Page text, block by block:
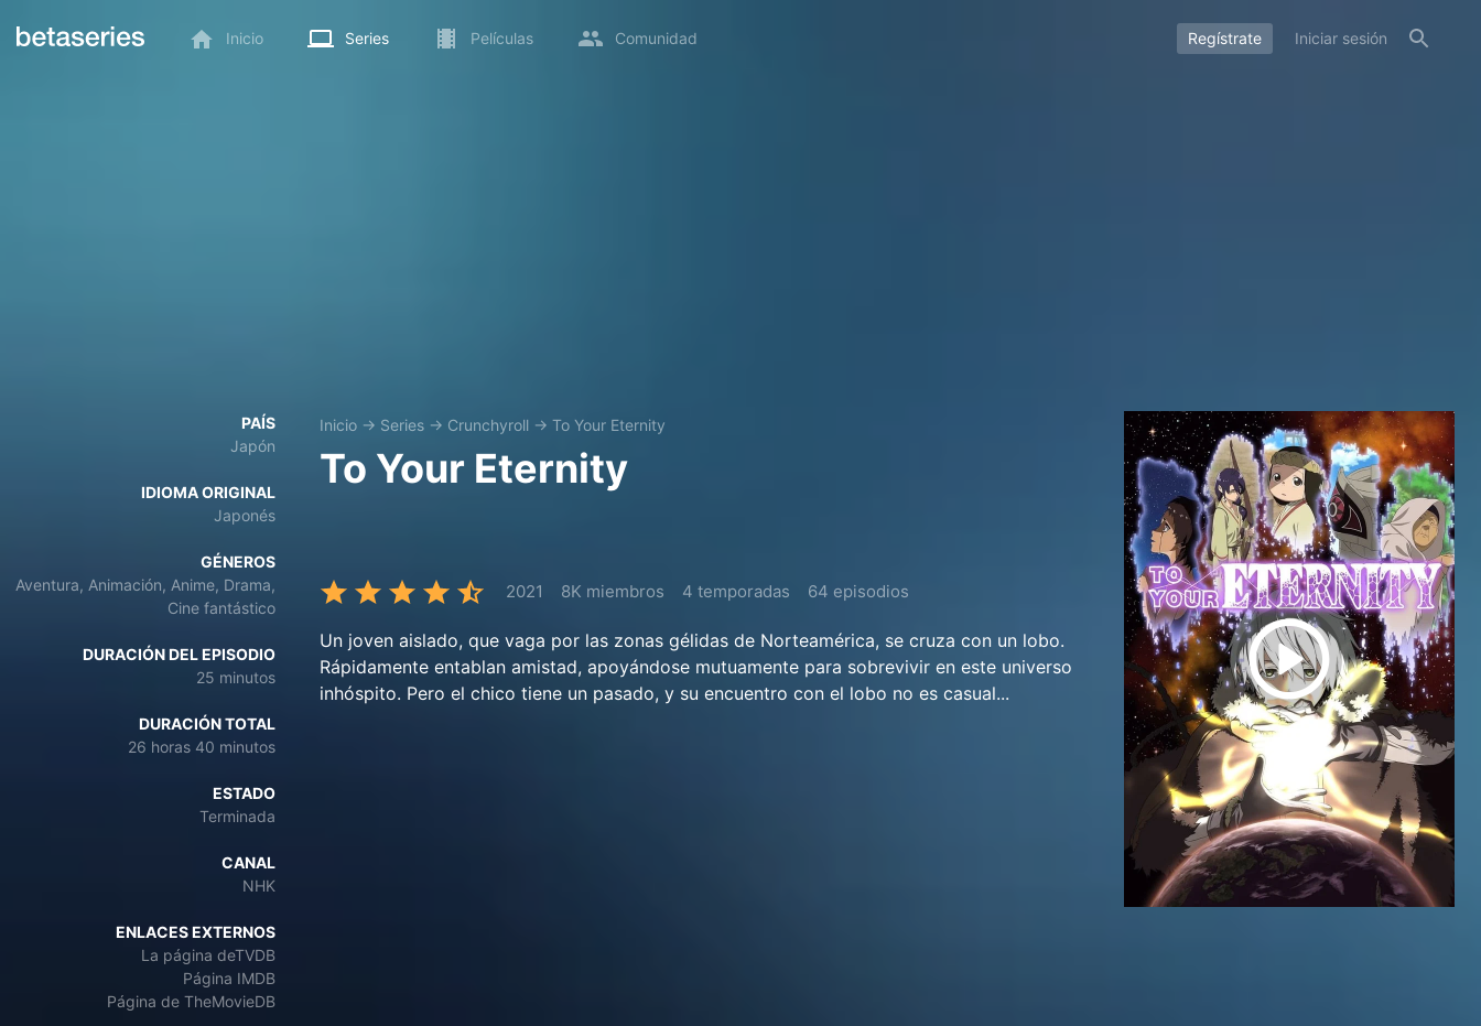
Inicio Series Películas Comunidad Regístrate Iniciar sesión
PAÍS
Japón
IDIOMA ORIGINAL
Japonés
GÉNEROS
Aventura, Animación, Anime, Drama,
Cine fantástico
DURACIÓN DEL EPISODIO
25 minutos
DURACIÓN TOTAL
26 horas 40 minutos
ESTADO
Terminada
CANAL
NHK
ENLACES EXTERNOS
La página deTVDB
Página IMDB
Página de TheMovieDB
Inicio → Series → Crunchyroll → To Your Eternity
To Your Eternity
2021 8K miembros 4 temporadas 64 episodios
Un joven aislado, que vaga por las zonas gélidas de Norteamérica, se cruza con un lobo.
Rápidamente entablan amistad, apoyándose mutuamente para sobrevivir en este universo
inhóspito. Pero el chico tiene un pasado, y su encuentro con el lobo no es casual...